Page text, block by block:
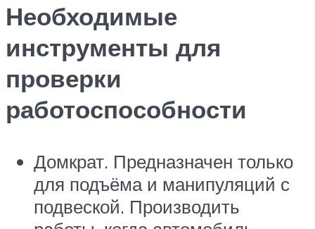
Необходимые
инструменты для
проверки
работоспособности
Домкрат. Предназначен только
для подъёма и манипуляций с
подвеской. Производить